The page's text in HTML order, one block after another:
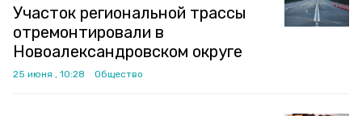
Участок региональной трассы
отремонтировали в
Новоалександровском округе
25 июня , 10:28 Общество